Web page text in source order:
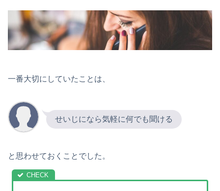
一番大切にしていたことは、
せいじになら気軽に何でも聞ける
と思わせておくことでした。